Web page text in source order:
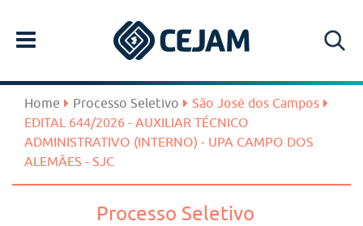
Home Processo Seletivo
São José dos Campos
EDITAL 644/2026 - AUXILIAR TÉCNICO
ADMINISTRATIVO (INTERNO) - UPA CAMPO DOS
ALEMÃES - SJC
Processo Seletivo